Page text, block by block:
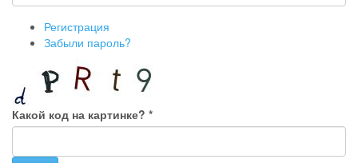
Регистрация
Забыли пароль?
Какой код на картинке? *